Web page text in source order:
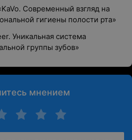
Современный взгляд на
гигиены полости рта»
Уникальная система
группы зубов»
мнением